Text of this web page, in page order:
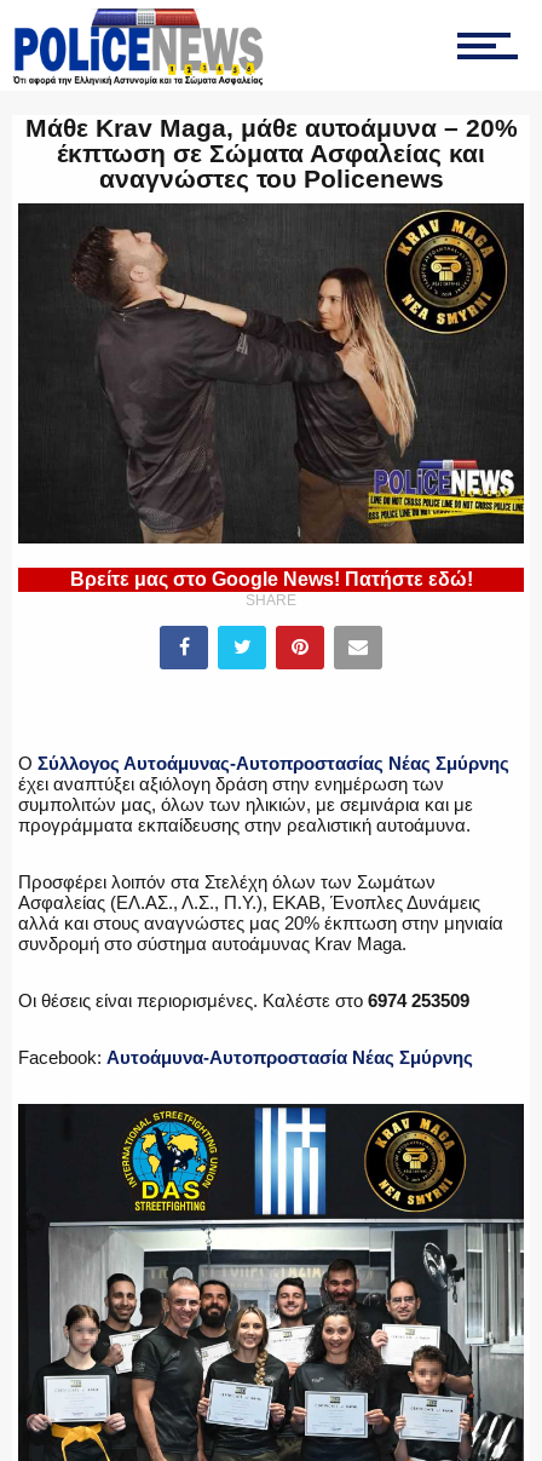
ΕΛΛΗΝΙΚΗ ΑΣΤΥΝΟΜΙΑ
ΛΙΜΕΝΙΚΟ
ΕΝΟΠΛΕΣ ΔΥΝΑΜΕΙΣ
ΕΚΑΒ
ΑΣΤΥΝΟΜΙΚΟ ΡΕΠΟΡΤΑΖ
Η ΦΩΝΗ ΣΟΥ
ΟΠΛΑ/ΕΞΟΠΛΙΣΜΟΣ
Μάθε Krav Maga, μάθε αυτοάμυνα – 20%
έκπτωση σε Σώματα Ασφαλείας και
αναγνώστες του Policenews
Βρείτε μας στο Google News! Πατήστε εδώ!
SHARE
Ο Σύλλογος Αυτοάμυνας-Αυτοπροστασίας Νέας Σμύρνης
έχει αναπτύξει αξιόλογη δράση στην ενημέρωση των
συμπολιτών μας, όλων των ηλικιών, με σεμινάρια και με
προγράμματα εκπαίδευσης στην ρεαλιστική αυτοάμυνα.
Προσφέρει λοιπόν στα Στελέχη όλων των Σωμάτων
Ασφαλείας (ΕΛ.ΑΣ., Λ.Σ., Π.Υ.), ΕΚΑΒ, Ένοπλες Δυνάμεις
αλλά και στους αναγνώστες μας 20% έκπτωση στην μηνιαία
συνδρομή στο σύστημα αυτοάμυνας Krav Maga.
Οι θέσεις είναι περιορισμένες. Καλέστε στο 6974 253509
Facebook: Αυτοάμυνα-Αυτοπροστασία Νέας Σμύρνης